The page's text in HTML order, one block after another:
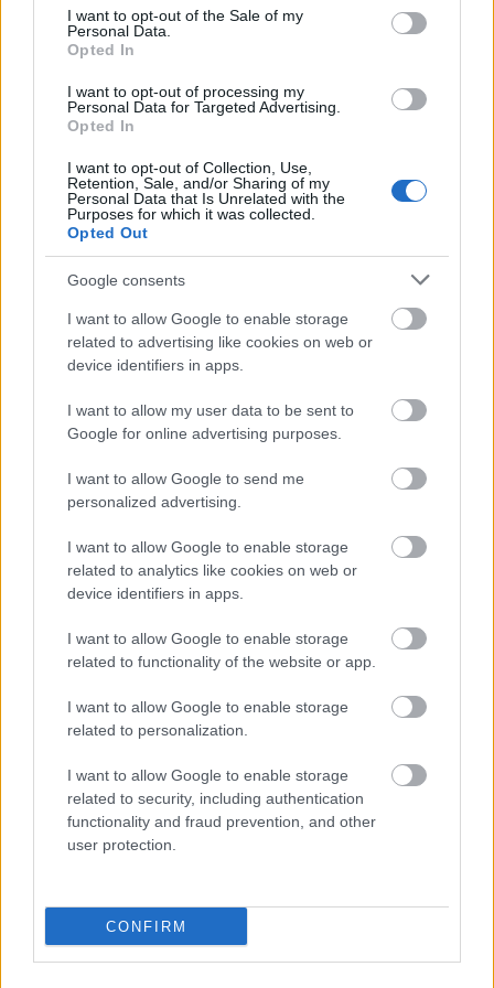
consent section.
I want to opt-out of the Sale of my
Personal Data.
Opted In
I want to opt-out of processing my
Personal Data for Targeted Advertising.
Opted In
I want to opt-out of Collection, Use,
Retention, Sale, and/or Sharing of my
Personal Data that Is Unrelated with the
Purposes for which it was collected.
Opted Out
Google consents
I want to allow Google to enable storage
related to advertising like cookies on web or
device identifiers in apps.
I want to allow my user data to be sent to
Google for online advertising purposes.
I want to allow Google to send me
personalized advertising.
I want to allow Google to enable storage
related to analytics like cookies on web or
device identifiers in apps.
I want to allow Google to enable storage
related to functionality of the website or app.
I want to allow Google to enable storage
related to personalization.
I want to allow Google to enable storage
related to security, including authentication
functionality and fraud prevention, and other
user protection.
CONFIRM
energetikailag elavult állapotban van (azaz pazarolja a hőt és az
áramot). A felmérésből az is kiderült, hogy az emberek
kétharmada támogatás nélkül nem fog belevágni a
korszerűsítésbe. Pedig erre nagy szükség lenne, mert . De ezt a
réteget nem lehet mobilizálni pusztán hitelekkel. A magyarok
háromnegyedének nincs megtakarítása, azaz még az önrészt
sem tudná előteremteni egy hitelhez.
4) A középületek felújítása feleannyira hatékony, mint a családi
házaké. Ez a Nemzeti Épületenergetikai Startégiából derül ki,
középületben kétsze annyiba kerül, mint egy családi házban. Így
tehát Lázár tervével egy csapásra megfeleznénk az elérhető
Nem egyértelmű, hogy most mi következik. A Bizottság szerint az
Brüsszel jóváhagyása kell. A magyar kormány szerint erre nincs
szükség, lehet költeni a pénzt a középületekre. Kérdés, hogy
meg tudja-e, meg akarja-e ezt állítani Brüsszel.